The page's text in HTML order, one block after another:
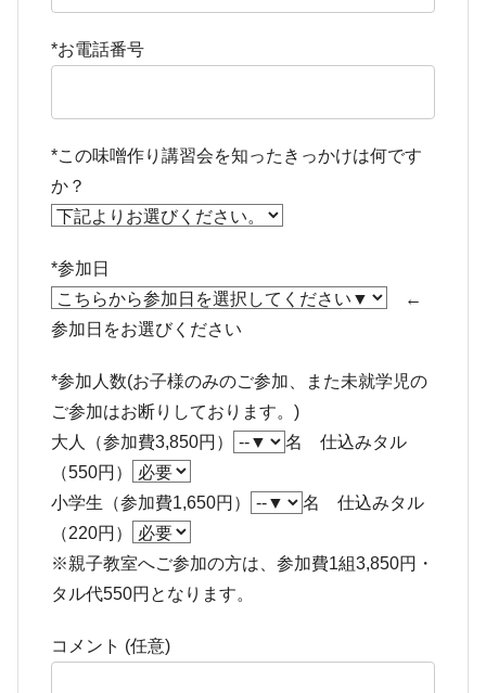
*お電話番号
*この味噌作り講習会を知ったきっかけは何です
か？
*参加日
←
参加日をお選びください
*参加人数(お子様のみのご参加、また未就学児の
ご参加はお断りしております。)
大人（参加費3,850円）
名
仕込みタル
（550円）
小学生（参加費1,650円）
名 仕込みタル
（220円）
※親子教室へご参加の方は、参加費1組3,850円・
タル代550円となります。
コメント (任意)